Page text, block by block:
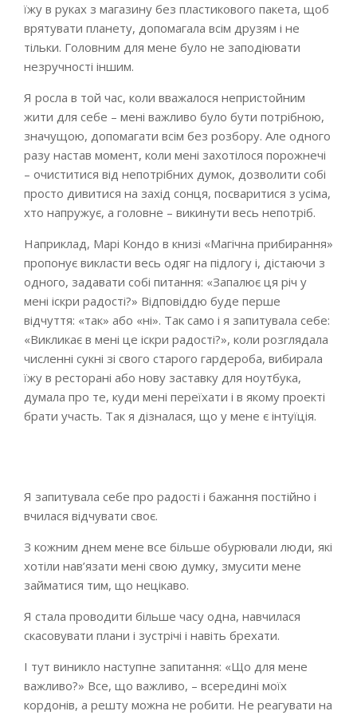
їжу в руках з магазину без пластикового пакета, щоб
врятувати планету, допомагала всім друзям і не
тільки. Головним для мене було не заподіювати
незручності іншим.
Я росла в той час, коли вважалося непристойним
жити для себе – мені важливо було бути потрібною,
значущою, допомагати всім без розбору. Але одного
разу настав момент, коли мені захотілося порожнечі
– очиститися від непотрібних думок, дозволити собі
просто дивитися на захід сонця, посваритися з усіма,
хто напружує, а головне – викинути весь непотріб.
Наприклад, Марі Кондо в книзі «Магічна прибирання»
пропонує викласти весь одяг на підлогу і, дістаючи з
одного, задавати собі питання: «Запалює ця річ у
мені іскри радості?» Відповіддю буде перше
відчуття: «так» або «ні». Так само і я запитувала себе:
«Викликає в мені це іскри радості?», коли розглядала
численні сукні зі свого старого гардероба, вибирала
їжу в ресторані або нову заставку для ноутбука,
думала про те, куди мені переїхати і в якому проекті
брати участь. Так я дізналася, що у мене є інтуїція.
Я запитувала себе про радості і бажання постійно і
вчилася відчувати своє.
З кожним днем мене все більше обурювали люди, які
хотіли нав’язати мені свою думку, змусити мене
займатися тим, що нецікаво.
Я стала проводити більше часу одна, навчилася
скасовувати плани і зустрічі і навіть брехати.
І тут виникло наступне запитання: «Що для мене
важливо?» Все, що важливо, – всередині моїх
кордонів, а решту можна не робити. Не реагувати на